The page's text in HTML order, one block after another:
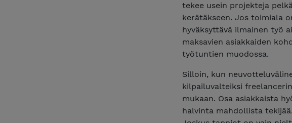
tekee usein projekteja
kerätäkseen. Jos toimiala
hyväksyttävä ilmainen työ
maksavien asiakkaiden
työtuntien muodossa.
Silloin, kun
kilpailuvalteiksi
mukaan. Osa asiakkaista
halvinta mahdollista